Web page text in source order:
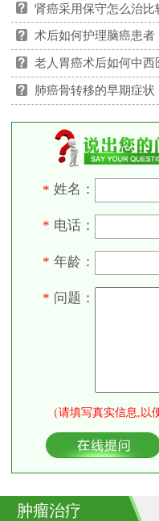
肾癌采用保守怎么治比
术后如何护理脑癌患者
老人胃癌术后如何中西
肺癌骨转移的早期症状
* 姓名：
* 电话：
* 年龄：
* 问题：
（请填写真实信息,以
肿瘤治疗